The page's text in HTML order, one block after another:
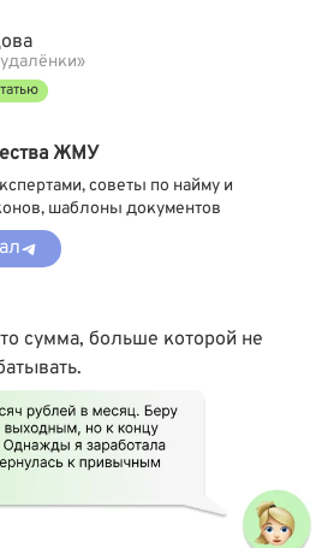
сумма, больше которой не
ЖМУ
советы по найму и
шаблоны документов